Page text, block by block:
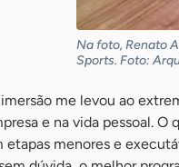
Na foto, Renato
Sports. Foto:
imersão me levou ao
e na vida pessoal.
etapas menores e